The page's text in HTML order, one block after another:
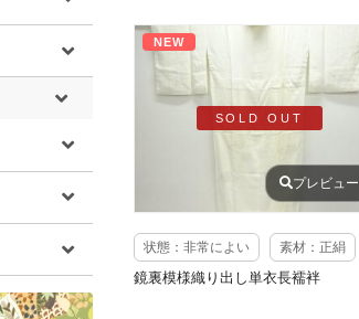
NEW
SOLD OUT
プレビュー
状態：非常によい 素材：正絹
鏡裏模様織り出し単衣長襦袢